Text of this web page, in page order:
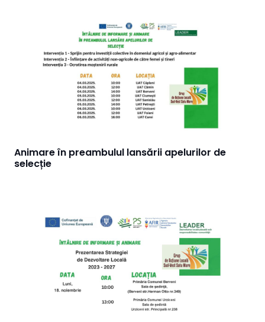
Animare în preambulul lansării apelurilor de
selecție